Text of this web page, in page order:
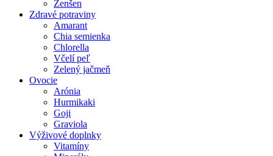
Ženšen
Zdravé potraviny
Amarant
Chia semienka
Chlorella
Včelí peľ
Zelený jačmeň
Ovocie
Arónia
Hurmikaki
Goji
Graviola
Výživové doplnky
Vitamíny